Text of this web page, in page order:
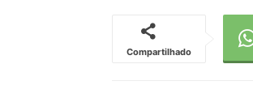
Compartilhado